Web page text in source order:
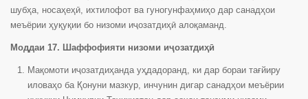
шубҳа, носаҳеҳӣ, ихтилофот ва гуногунфаҳмиҳо дар санадҳои
меъёрии ҳуқуқии бо низоми иҷозатдиҳӣ алоқаманд.
Моддаи 17. Шаффофияти низоми иҷозатдиҳӣ
Мақомоти иҷозатдиҳанда уҳдадоранд, ки дар бораи тағйиру
иловаҳо ба Қонуни мазкур, инчунин дигар санадҳои меъёрии